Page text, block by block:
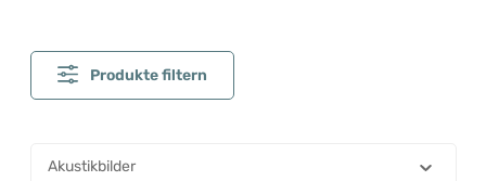
Produkte filtern
Akustikbilder